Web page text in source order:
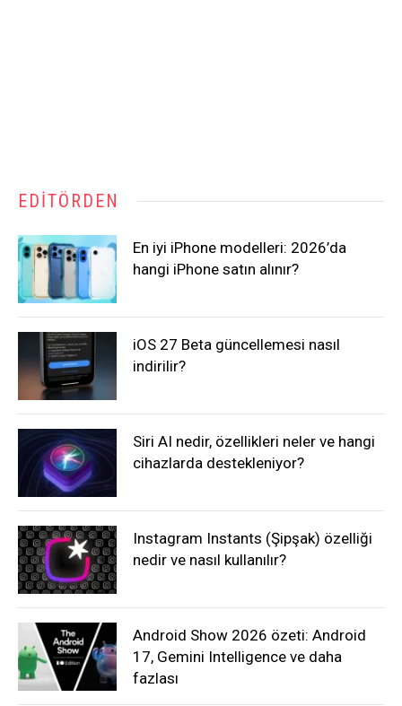
EDITÖRDEN
En iyi iPhone modelleri: 2026’da
hangi iPhone satın alınır?
iOS 27 Beta güncellemesi nasıl
indirilir?
Siri AI nedir, özellikleri neler ve hangi
cihazlarda destekleniyor?
Instagram Instants (Şipşak) özelliği
nedir ve nasıl kullanılır?
Android Show 2026 özeti: Android
17, Gemini Intelligence ve daha
fazlası